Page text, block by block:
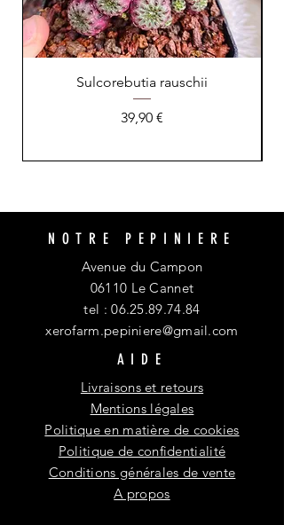
Sulcorebutia rauschii
Prix
39,90 €
NOTRE PEPINIERE
Avenue du Campon
06110 Le Cannet
tel :06.25.89.74.84
xerofarm.pepiniere@gmail.com
AIDE
Livraisons et retours
Mentions légales
Politique en matière de cookies
Politique de confidentialité
Conditions générales de vente
A propos